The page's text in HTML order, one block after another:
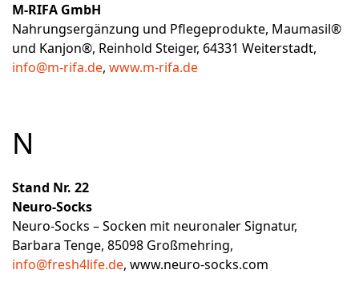
M-RIFA GmbH
Nahrungsergänzung und Pflegeprodukte, Maumasil®
und Kanjon®, Reinhold Steiger, 64331 Weiterstadt,
info@m-rifa.de, www.m-rifa.de
N
Stand Nr. 22
Neuro-Socks
Neuro-Socks – Socken mit neuronaler Signatur,
Barbara Tenge, 85098 Großmehring,
info@fresh4life.de, www.neuro-socks.com